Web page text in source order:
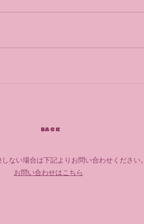
BACK
しない場合は下記よりお問い合わせください。
お問い合わせはこちら